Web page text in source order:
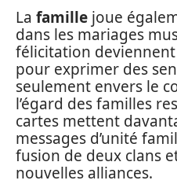
La famille joue
dans les mariages
félicitation
pour exprimer des
seulement envers le
l’égard des familles
cartes mettent
messages d’unité
fusion de deux clans
nouvelles alliances.